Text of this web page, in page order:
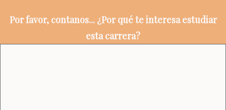
Por favor, contanos... ¿Por qué te interesa estudiar
esta carrera?